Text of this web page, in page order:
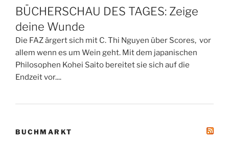
BÜCHERSCHAU DES TAGES: Zeige
deine Wunde
Die FAZ ärgert sich mit C. Thi Nguyen über Scores, vor
allem wenn es um Wein geht. Mit dem japanischen
Philosophen Kohei Saito bereitet sie sich auf die
Endzeit vor....
BUCHMARKT